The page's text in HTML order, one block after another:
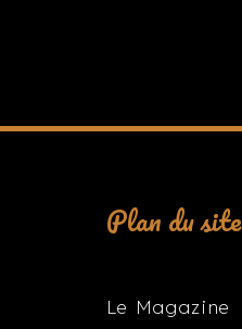
Plan du site
Le Magazine